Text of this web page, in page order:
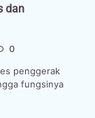
dan
0
penggerak
fungsinya